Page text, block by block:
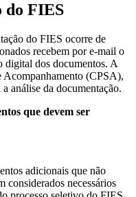
do FIES
do FIES ocorre de
recebem por e-mail o
digital dos documentos. A
Acompanhamento (CPSA),
análise da documentação.
que devem ser
adicionais que não
considerados necessários